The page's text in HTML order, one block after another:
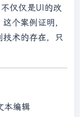
仅仅是UI的改
个案例证明，
术的存在，只
本编辑